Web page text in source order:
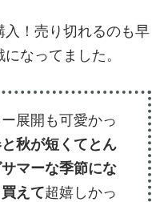
！売り切れるのも早
なってました。
展開も可愛かっ
秋が短くてとん
マーな季節にな
えて超嬉しかっ